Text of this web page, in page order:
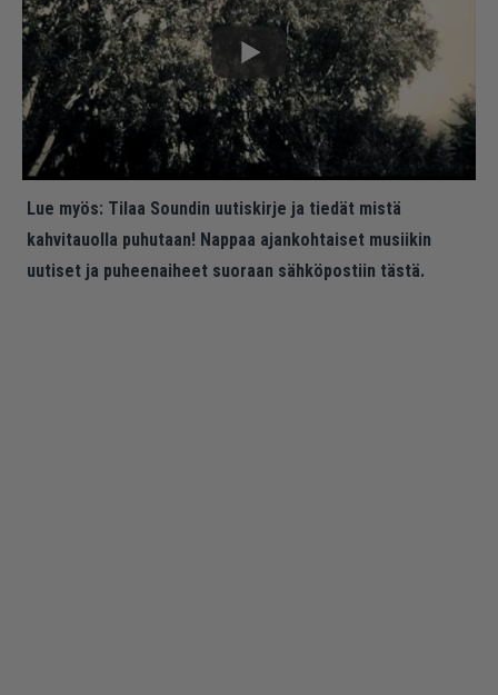
Lue myös: Tilaa Soundin uutiskirje ja tiedät mistä
kahvitauolla puhutaan! Nappaa ajankohtaiset musiikin
uutiset ja puheenaiheet suoraan sähköpostiin tästä.